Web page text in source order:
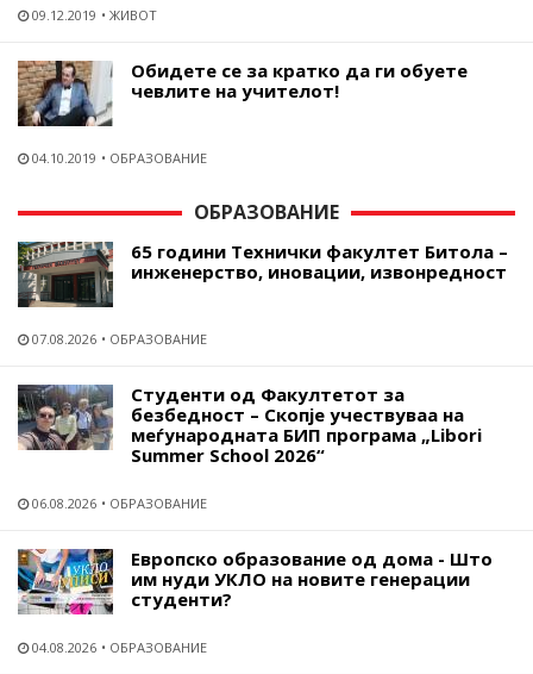
09.12.2019 ЖИВОТ
Обидете се за кратко да ги обуете
чевлите на учителот!
04.10.2019 ОБРАЗОВАНИЕ
ОБРАЗОВАНИЕ
65 години Технички факултет Битола –
инженерство, иновации, извонредност
07.08.2026 ОБРАЗОВАНИЕ
Студенти од Факултетот за
безбедност – Скопје учествуваа на
меѓународната БИП програма „Libori
Summer School 2026“
06.08.2026 ОБРАЗОВАНИЕ
Европско образование од дома - Што
им нуди УКЛО на новите генерации
студенти?
04.08.2026 ОБРАЗОВАНИЕ